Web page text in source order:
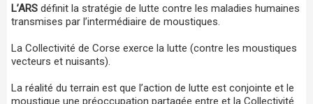
L’ARS définit la stratégie de lutte contre les maladies humaines
transmises par l’intermédiaire de moustiques.
La Collectivité de Corse exerce la lutte (contre les moustiques
vecteurs et nuisants).
La réalité du terrain est que l’action de lutte est conjointe et le
moustique une préoccupation partagée entre et la Collectivité